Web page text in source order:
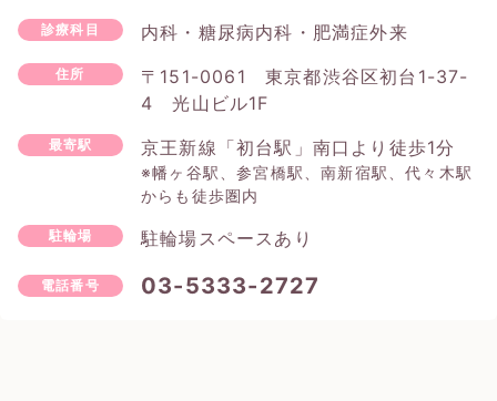
診療科目 内科・糖尿病内科・肥満症外来
住所
〒151-0061 東京都渋谷区初台1-37-
4 光山ビル1F
最寄駅 京王新線「初台駅」南口より徒歩1分
※幡ヶ谷駅、参宮橋駅、南新宿駅、代々木駅
からも徒歩圏内
駐輪場 駐輪場スペースあり
電話番号 03-5333-2727